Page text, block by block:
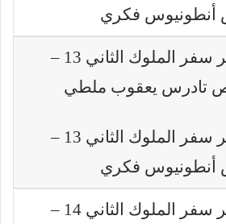
أنطونيوس فكري
تفسير سفر الملوك الثاني 13 –
تادرس يعقوب ملطي
تفسير سفر الملوك الثاني 13 –
أنطونيوس فكري
تفسير سفر الملوك الثاني 14 –